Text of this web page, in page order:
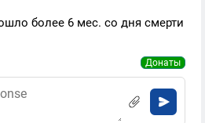
более 6 мес. со дня смерти
Донаты